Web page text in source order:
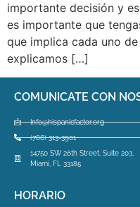
importante decisión y
es importante que
que implica cada uno
explicamos […]
COMUNICATE CON
Info@hispanicfactor.org
(786) 313-3901
14750 SW 26th Street, Suite 203,
Miami, FL 33185
HORARIO